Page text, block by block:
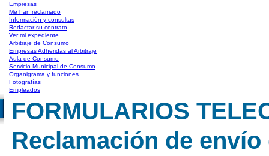
Empresas
Me han reclamado
Información y consultas
Redactar su contrato
Ver mi expediente
Arbitraje de Consumo
Empresas Adheridas al Arbitraje
Aula de Consumo
Servicio Municipal de Consumo
Organigrama y funciones
Fotografías
Empleados
FORMULARIOS
Reclamación de